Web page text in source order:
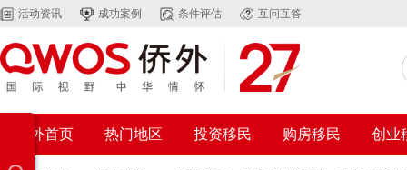
活动资讯 成功案例 条件评估 互问互答
侨外首页 热门地区 投资移民 购房移民 创业